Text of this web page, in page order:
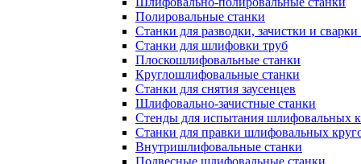
Полировальные станки
Станки для разводки, зачистки и сварки
Станки для шлифовки труб
Плоскошлифовальные станки
Круглошлифовальные станки
Станки для снятия заусенцев
Шлифовально-зачистные станки
Стенды для испытания шлифовальных
Станки для правки шлифовальных
Внутришлифовальные станки
Подвесные шлифовальные станки